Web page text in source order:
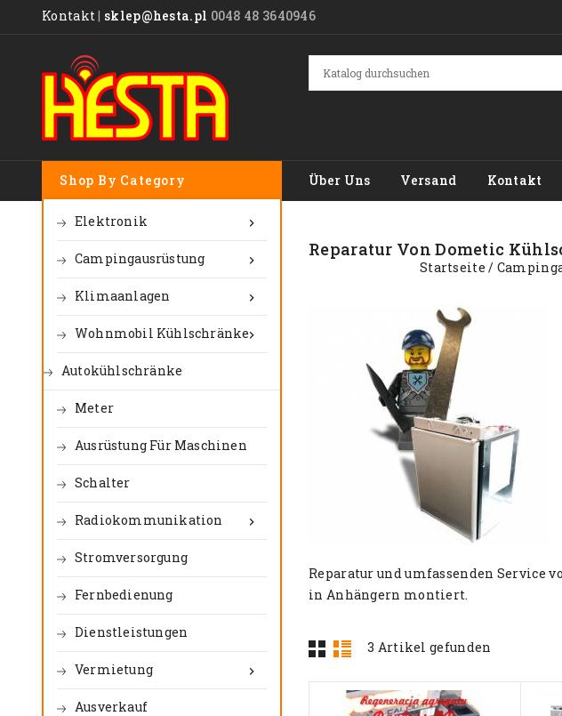
Kontakt| sklep@hesta.pl 0048 48 3640946
Über Uns Versand Kontakt
Shop By Category

Elektronik

Campingausrüstung

Klimaanlagen

Wohnmobil Kühlschränke
Autokühlschränke
Meter
Ausrüstung Für Maschinen
Schalter

Radiokommunikation
Stromversorgung
Fernbedienung
Dienstleistungen

Vermietung
Ausverkauf
Reparatur Von Dometic
Startseite
Reparatur und umfassenden Service
in Anhängern montiert.
3 Artikel gefunden